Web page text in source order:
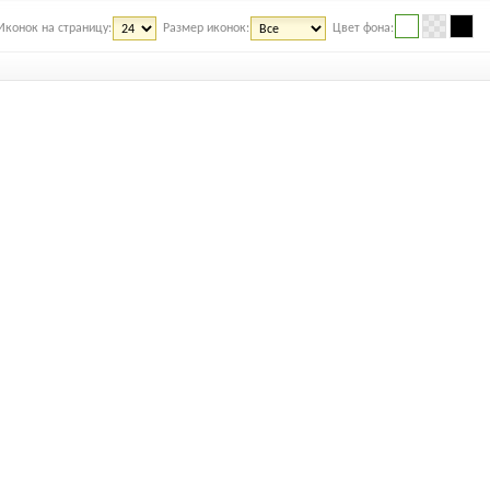
на страницу: Размер иконок: Цвет фона: